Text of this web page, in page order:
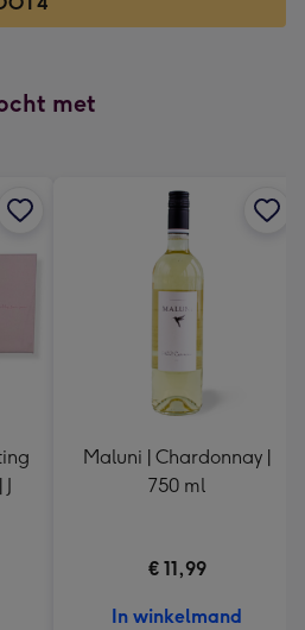
met
Maluni | Chardonnay |
750 ml
€ 11,99
In winkelmand